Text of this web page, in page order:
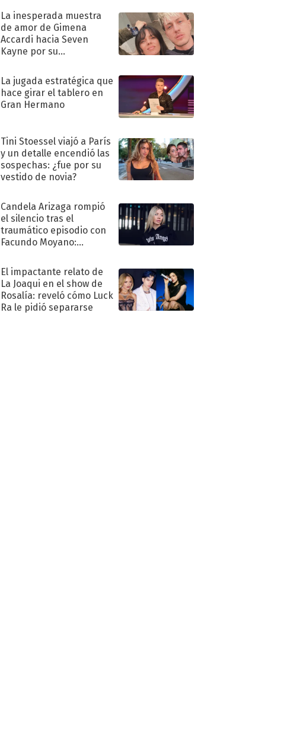
La inesperada muestra
de amor de Gimena
Accardi hacia Seven
Kayne por su
La jugada estratégica que
hace girar el tablero en
Gran Hermano
Tini Stoessel viajó a París
y un detalle encendió las
sospechas: ¿fue por su
vestido de novia?
Candela Arizaga rompió
el silencio tras el
traumático episodio con
Facundo Moyano:
El impactante relato de
La Joaqui en el show de
Rosalía: reveló cómo Luck
Ra le pidió separarse